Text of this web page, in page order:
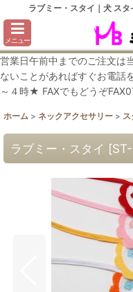
ラブミー・スタイ｜犬 ス
メニュー
営業日午前中までのご注文は
ないことがあればすぐお
～４時★ FAXでもどうぞ
ホーム > ネックアクセサリー > ス
ラブミー・スタイ [